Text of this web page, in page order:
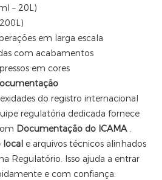
– 20L)
em larga escala
com acabamentos
em cores
do registro internacional
regulatória dedicada fornece
Documentação do ICAMA ,
local e arquivos técnicos alinhados
Regulatório. Isso ajuda a entrar
e com confiança.